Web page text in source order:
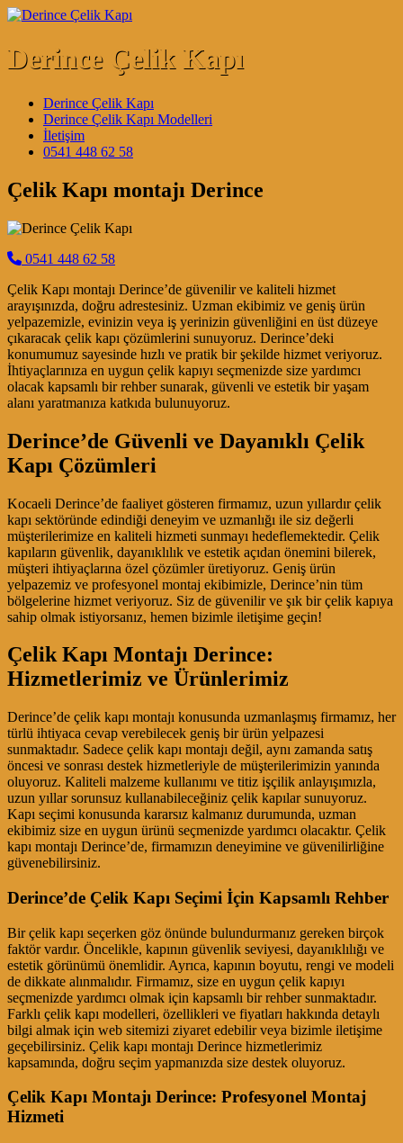
Skip to content
Derince Çelik Kapı
Main Navigation
Derince Çelik Kapı
Derince Çelik Kapı Modelleri
İletişim
0541 448 62 58
Çelik Kapı montajı Derince
0541 448 62 58
Çelik Kapı montajı Derince’de güvenilir ve kaliteli hizmet
arayışınızda, doğru adrestesiniz. Uzman ekibimiz ve geniş ürün
yelpazemizle, evinizin veya iş yerinizin güvenliğini en üst düzeye
çıkaracak çelik kapı çözümlerini sunuyoruz. Derince’deki
konumumuz sayesinde hızlı ve pratik bir şekilde hizmet veriyoruz.
İhtiyaçlarınıza en uygun çelik kapıyı seçmenizde size yardımcı
olacak kapsamlı bir rehber sunarak, güvenli ve estetik bir yaşam
alanı yaratmanıza katkıda bulunuyoruz.
Derince’de Güvenli ve Dayanıklı Çelik
Kapı Çözümleri
Kocaeli Derince’de faaliyet gösteren firmamız, uzun yıllardır çelik
kapı sektöründe edindiği deneyim ve uzmanlığı ile siz değerli
müşterilerimize en kaliteli hizmeti sunmayı hedeflemektedir. Çelik
kapıların güvenlik, dayanıklılık ve estetik açıdan önemini bilerek,
müşteri ihtiyaçlarına özel çözümler üretiyoruz. Geniş ürün
yelpazemiz ve profesyonel montaj ekibimizle, Derince’nin tüm
bölgelerine hizmet veriyoruz. Siz de güvenilir ve şık bir çelik kapıya
sahip olmak istiyorsanız, hemen bizimle iletişime geçin!
Çelik Kapı Montajı Derince:
Hizmetlerimiz ve Ürünlerimiz
Derince’de çelik kapı montajı konusunda uzmanlaşmış firmamız, her
türlü ihtiyaca cevap verebilecek geniş bir ürün yelpazesi
sunmaktadır. Sadece çelik kapı montajı değil, aynı zamanda satış
öncesi ve sonrası destek hizmetleriyle de müşterilerimizin yanında
oluyoruz. Kaliteli malzeme kullanımı ve titiz işçilik anlayışımızla,
uzun yıllar sorunsuz kullanabileceğiniz çelik kapılar sunuyoruz.
Kapı seçimi konusunda kararsız kalmanız durumunda, uzman
ekibimiz size en uygun ürünü seçmenizde yardımcı olacaktır. Çelik
kapı montajı Derince’de, firmamızın deneyimine ve güvenilirliğine
güvenebilirsiniz.
Derince’de Çelik Kapı Seçimi İçin Kapsamlı Rehber
Bir çelik kapı seçerken göz önünde bulundurmanız gereken birçok
faktör vardır. Öncelikle, kapının güvenlik seviyesi, dayanıklılığı ve
estetik görünümü önemlidir. Ayrıca, kapının boyutu, rengi ve modeli
de dikkate alınmalıdır. Firmamız, size en uygun çelik kapıyı
seçmenizde yardımcı olmak için kapsamlı bir rehber sunmaktadır.
Farklı çelik kapı modelleri, özellikleri ve fiyatları hakkında detaylı
bilgi almak için web sitemizi ziyaret edebilir veya bizimle iletişime
geçebilirsiniz. Çelik kapı montajı Derince hizmetlerimiz
kapsamında, doğru seçim yapmanızda size destek oluyoruz.
Çelik Kapı Montajı Derince: Profesyonel Montaj
Hizmeti